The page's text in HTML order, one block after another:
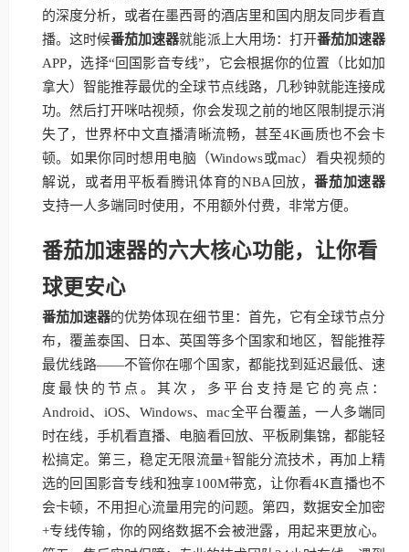
的深度分析，或者在墨西哥的酒店里和国内朋友同步看直
播。这时候番茄加速器就能派上大用场：打开番茄加速器
APP，选择“回国影音专线”，它会根据你的位置（比如加
拿大）智能推荐最优的全球节点线路，几秒钟就能连接成
功。然后打开咪咕视频，你会发现之前的地区限制提示消
失了，世界杯中文直播清晰流畅，甚至4K画质也不会卡
顿。如果你同时想用电脑（Windows或mac）看央视频的
解说，或者用平板看腾讯体育的NBA回放，番茄加速器
支持一人多端同时使用，不用额外付费，非常方便。
番茄加速器的六大核心功能，让你看
球更安心
番茄加速器的优势体现在细节里：首先，它有全球节点分
布，覆盖泰国、日本、英国等多个国家和地区，智能推荐
最优线路——不管你在哪个国家，都能找到延迟最低、速
度最快的节点。其次，多平台支持是它的亮点：
Android、iOS、Windows、mac全平台覆盖，一人多端同
时在线，手机看直播、电脑看回放、平板刷集锦，都能轻
松搞定。第三，稳定无限流量+智能分流技术，再加上精
选的回国影音专线和独享100M带宽，让你看4K直播也不
会卡顿，不用担心流量用完的问题。第四，数据安全加密
+专线传输，你的网络数据不会被泄露，用起来更放心。